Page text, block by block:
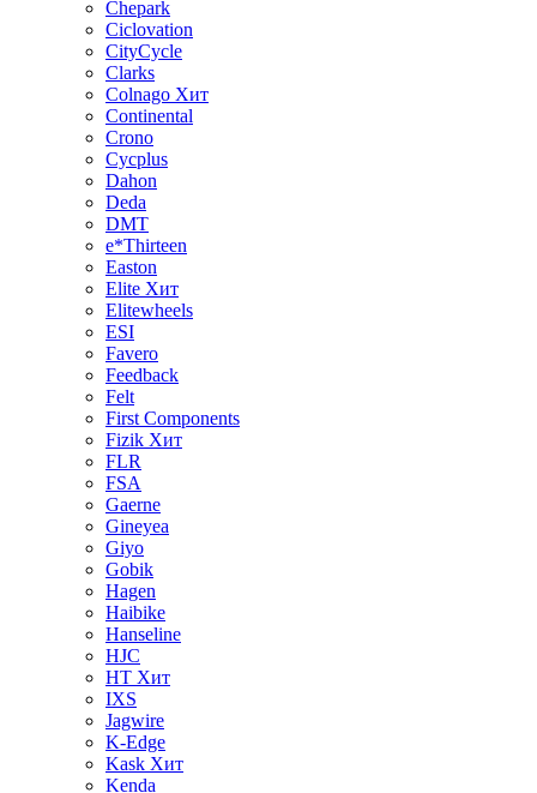
Chepark
Ciclovation
CityCycle
Clarks
Colnago Хит
Continental
Crono
Cycplus
Dahon
Deda
DMT
e*Thirteen
Easton
Elite Хит
Elitewheels
ESI
Favero
Feedback
Felt
First Components
Fizik Хит
FLR
FSA
Gaerne
Gineyea
Giyo
Gobik
Hagen
Haibike
Hanseline
HJC
HT Хит
IXS
Jagwire
K-Edge
Kask Хит
Kenda